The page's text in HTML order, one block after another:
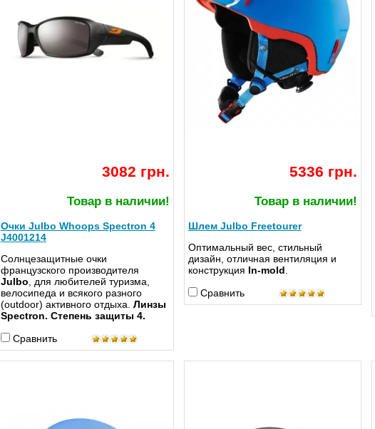
3082 грн.
Товар в наличии!
Очки Julbo Whoops Spectron 4
J4001214
Солнцезащитные очки
французского производителя
Julbo , для любителей туризма,
велосипеда и всякого разного
(outdoor) активного отдыха. Линзы
Spectron. Степень защиты 4.
Сравнить
5336 грн.
Товар в наличии!
Шлем Julbo Freetourer
Оптимальный вес, стильный
дизайн, отличная вентиляция и
конструкция In-mold
Сравнить